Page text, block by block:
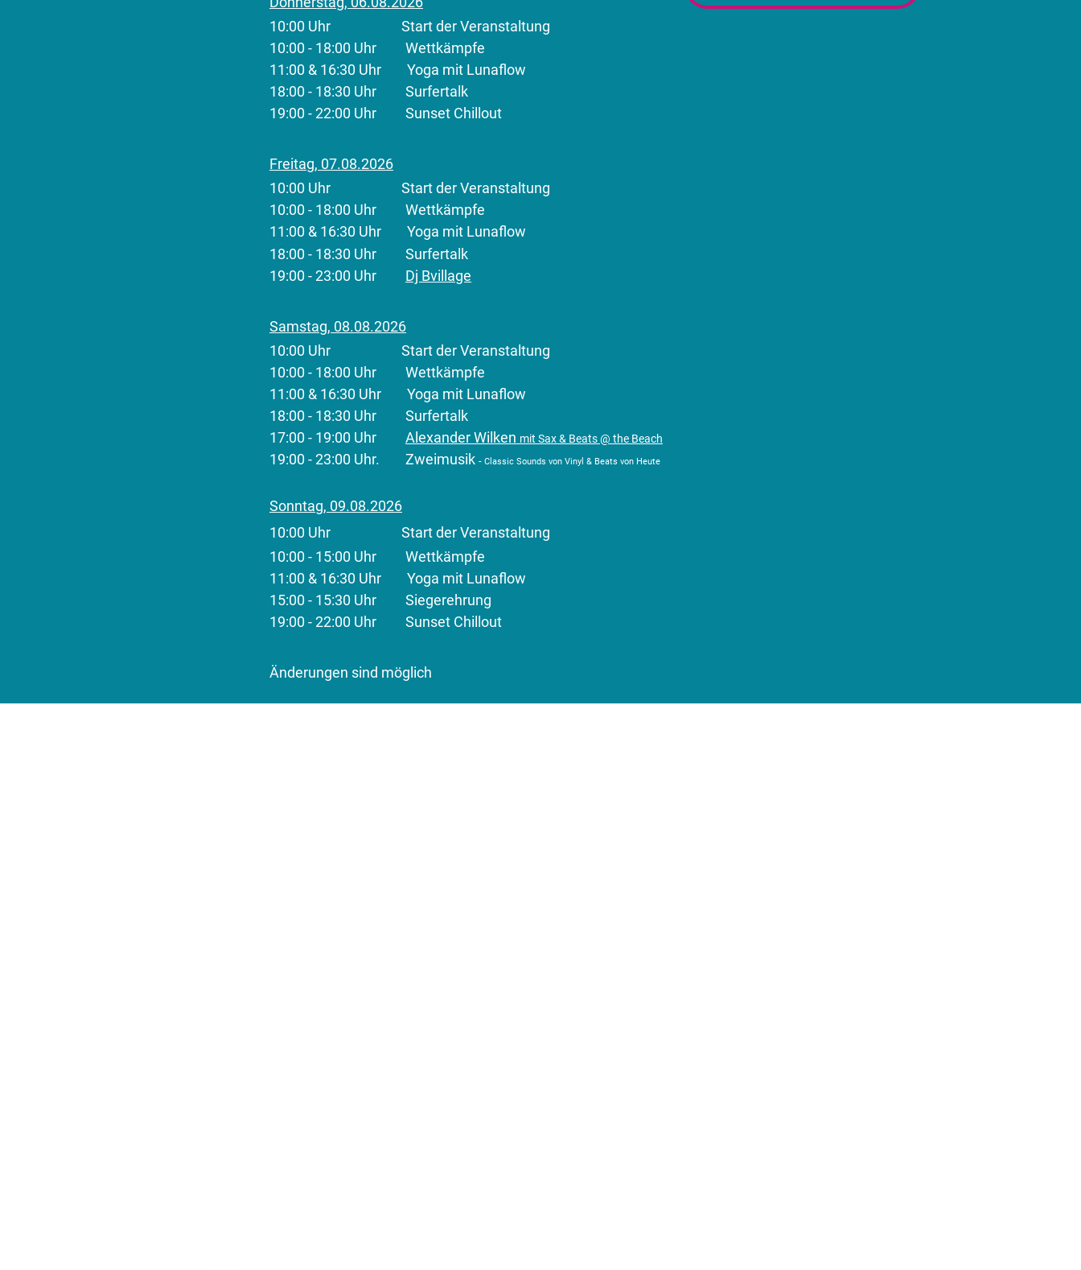
10:00 Uhr Start der Veranstaltung
​10:00 - 18:00 Uhr Wettkämpfe
11:00 & 16:30 Uhr Yoga mit Lunaflow
18:00 - 18:30 Uhr Surfertalk
19:00 - 22:00 Uhr Sunset Chillout
Freitag, 07.08.2026
10:00 Uhr Start der Veranstaltung
​10:00 - 18:00 Uhr Wettkämpfe
11:00 & 16:30 Uhr Yoga mit Lunaflow
18:00 - 18:30 Uhr Surfertalk
19:00 - 23:00 Uhr Dj Bvillage
Samstag, 08.08.2026
10:00 Uhr Start der Veranstaltung
​10:00 - 18:00 Uhr Wettkämpfe
11:00 & 16:30 Uhr Yoga mit Lunaflow
18:00 - 18:30 Uhr Surfertalk
17:00 - 19:00 Uhr Alexander Wilken mit Sax & Beats @ the Beach
19:00 - 23:00 Uhr. Zweimusik - Classic Sounds von Vinyl & Beats von Heute
Sonntag, 09.08.2026
10:00 Uhr Start der Veranstaltung
​10:00 - 15:00 Uhr Wettkämpfe
11:00 & 16:30 Uhr Yoga mit Lunaflow
15:00 - 15:30 Uhr Siegerehrung
19:00 - 22:00 Uhr Sunset Chillout
Änderungen sind möglich